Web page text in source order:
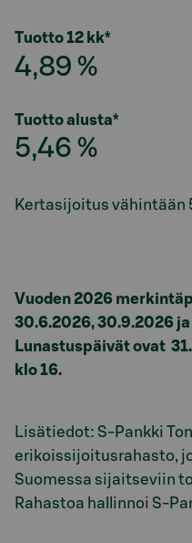
Tuotto 12 kk*
4,89 %
Tuotto alusta*
5,46 %
Kertasijoitus vähintään
Vuoden 2026
30.6.2026, 30.9.2026 ja
Lunastuspäivät ovat
klo 16.
Lisätiedot: S-Pankki
erikoissijoitusrahasto,
Suomessa sijaitseviin
Rahastoa hallinnoi S-